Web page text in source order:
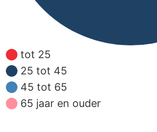
tot 25
25 tot 45
45 tot 65
65 jaar en ouder